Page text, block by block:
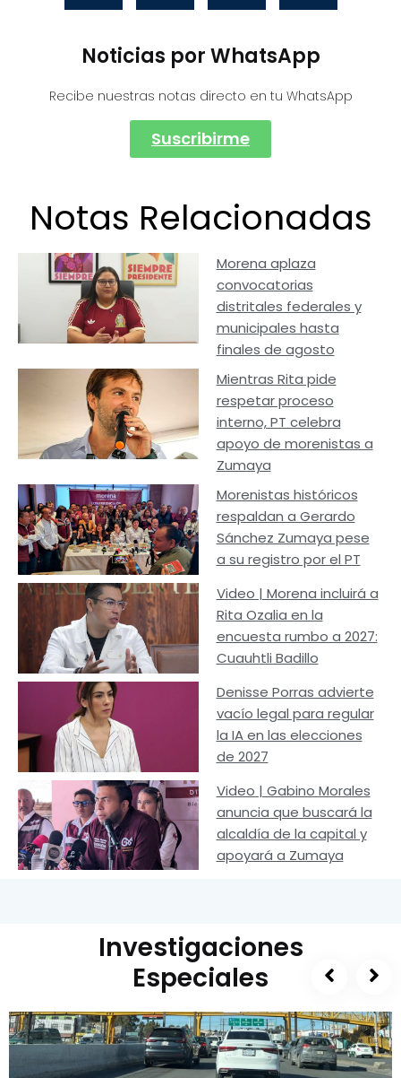
Noticias por WhatsApp
Recibe nuestras notas directo en tu WhatsApp
Suscribirme
Notas Relacionadas
Morena aplaza
convocatorias
distritales federales y
municipales hasta
finales de agosto
Mientras Rita pide
respetar proceso
interno, PT celebra
apoyo de morenistas a
Zumaya
Morenistas históricos
respaldan a Gerardo
Sánchez Zumaya pese
a su registro por el PT
Video | Morena incluirá a
Rita Ozalia en la
encuesta rumbo a 2027:
Cuauhtli Badillo
Denisse Porras advierte
vacío legal para regular
la IA en las elecciones
de 2027
Video | Gabino Morales
anuncia que buscará la
alcaldía de la capital y
apoyará a Zumaya
Investigaciones
Especiales